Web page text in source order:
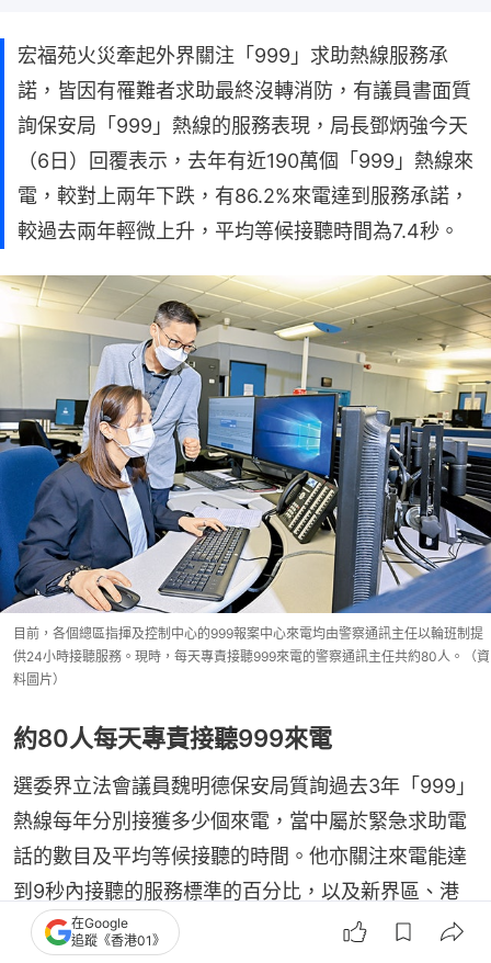
宏福苑火災牽起外界關注「999」求助熱線服務承
諾，皆因有罹難者求助最終沒轉消防，有議員書面質
詢保安局「999」熱線的服務表現，局長鄧炳強今天
（6日）回覆表示，去年有近190萬個「999」熱線來
電，較對上兩年下跌，有86.2%來電達到服務承諾，
較過去兩年輕微上升，平均等候接聽時間為7.4秒。
目前，各個總區指揮及控制中心的999報案中心來電均由警察通訊主任以輪班制提
供24小時接聽服務。現時，每天專責接聽999來電的警察通訊主任共約80人。（資
料圖片）
約80人每天專責接聽999來電
選委界立法會議員魏明德保安局質詢過去3年「999」
熱線每年分別接獲多少個來電，當中屬於緊急求助電
話的數目及平均等候接聽的時間。他亦關注來電能達
到9秒內接聽的服務標準的百分比，以及新界區、港
島及九龍區的平均回應時間是否達標。
在Google
追蹤《香港01》